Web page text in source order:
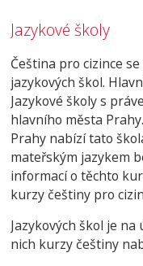
Jazykové školy
Čeština pro cizince
jazykových škol.
Jazykové školy s
hlavního města
Prahy nabízí tato
mateřským jazykem
informací o těchto
kurzy češtiny pro
Jazykových škol je na
nich kurzy češtiny